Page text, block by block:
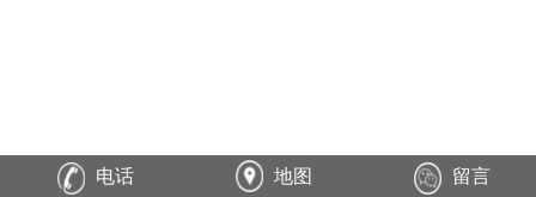
电话 地图 留言